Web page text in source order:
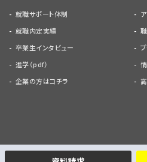
就職サポート体制
就職内定実績
卒業生インタビュー
進学（pdf）
企業の方はコチラ